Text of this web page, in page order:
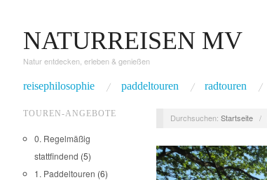
NATURREISEN MV
Natur entdecken, erleben & genießen
reisephilosophie paddeltouren radtouren
TOUREN-ANGEBOTE
0. Regelmäßig
stattfindend (5)
1. Paddeltouren (6)
Durchsuchen: Startseite /